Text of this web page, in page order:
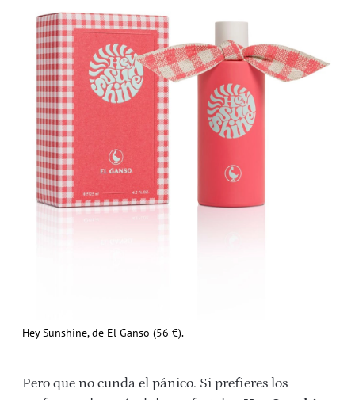
Hey Sunshine, de El Ganso (56 €).
Pero que no cunda el pánico. Si prefieres los